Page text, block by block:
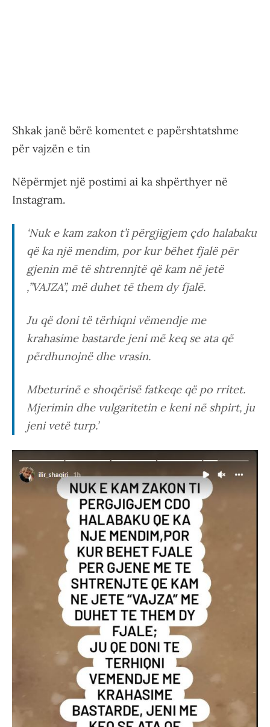
Shkak janë bërë komentet e papërshtatshme
për vajzën e tin
Nëpërmjet një postimi ai ka shpërthyer në
Instagram.
‘Nuk e kam zakon t’i përgjigjem çdo halabaku
që ka një mendim, por kur bëhet fjalë për
gjenin më të shtrennjtë që kam në jetë
,”VAJZA”, më duhet të them dy fjalë.
Ju që doni të tërhiqni vëmendje me
krahasime bastarde jeni më keq se ata që
përdhunojnë dhe vrasin.
Mbeturinë e shoqërisë fatkeqe që po rritet.
Mjerimin dhe vulgaritetin e keni në shpirt, ju
jeni vetë turp.’